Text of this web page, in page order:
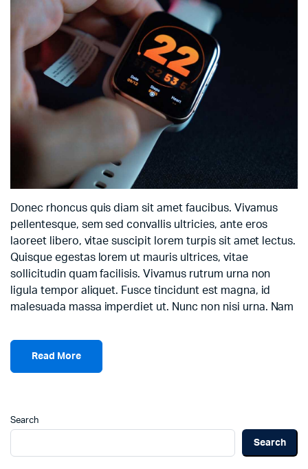
Donec rhoncus quis diam sit amet faucibus. Vivamus
pellentesque, sem sed convallis ultricies, ante eros
laoreet libero, vitae suscipit lorem turpis sit amet lectus.
Quisque egestas lorem ut mauris ultrices, vitae
sollicitudin quam facilisis. Vivamus rutrum urna non
ligula tempor aliquet. Fusce tincidunt est magna, id
malesuada massa imperdiet ut. Nunc non nisi urna. Nam
Read More
Search
Search